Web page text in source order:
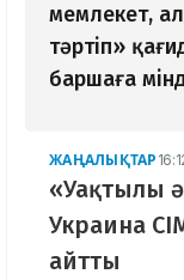
мемлекет,
тәртіп»
баршаға
ЖАҢАЛЫҚТАР
«Уақтылы
Украина
айтты